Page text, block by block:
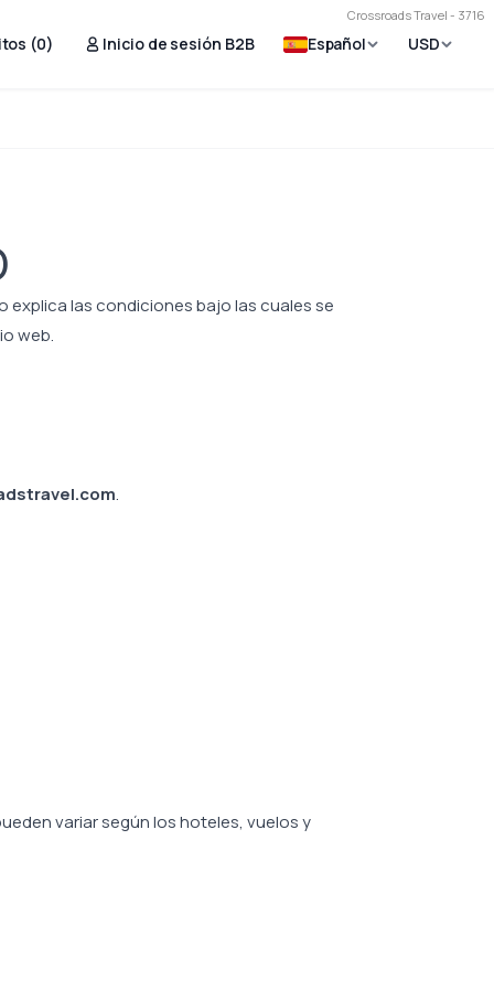
Crossroads Travel - 3716
(0) Inicio de sesión B2B Español USD
explica las condiciones bajo las cuales se
web.
.
variar según los hoteles, vuelos y